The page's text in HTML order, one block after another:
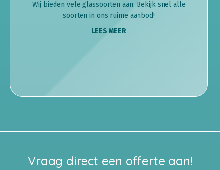
Wij bieden vele glassoorten aan. Bekijk snel alle
soorten in ons ruime aanbod!
LEES MEER
Vraag direct een offerte aan!